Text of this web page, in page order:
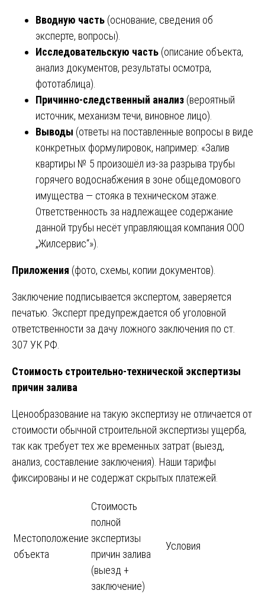
Вводную часть (основание, сведения об
эксперте, вопросы).
Исследовательскую часть (описание объекта,
анализ документов, результаты осмотра,
фототаблица).
Причинно-следственный анализ (вероятный
источник, механизм течи, виновное лицо).
Выводы (ответы на поставленные вопросы в виде
конкретных формулировок, например: «Залив
квартиры № 5 произошёл из-за разрыва трубы
горячего водоснабжения в зоне общедомового
имущества — стояка в техническом этаже.
Ответственность за надлежащее содержание
данной трубы несёт управляющая компания ООО
„Жилсервис“»).
Приложения (фото, схемы, копии документов).
Заключение подписывается экспертом, заверяется
печатью. Эксперт предупреждается об уголовной
ответственности за дачу ложного заключения по ст.
307 УК РФ.
Стоимость строительно-технической экспертизы
причин залива
Ценообразование на такую экспертизу не отличается от
стоимости обычной строительной экспертизы ущерба,
так как требует тех же временных затрат (выезд,
анализ, составление заключения). Наши тарифы
фиксированы и не содержат скрытых платежей.
Местоположение
объекта
Стоимость
полной
экспертизы
причин залива
(выезд +
заключение)
Условия